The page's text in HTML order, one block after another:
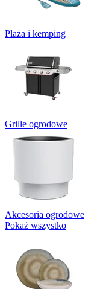
Plaża i kemping
Grille ogrodowe
Akcesoria ogrodowe
Pokaż wszystko